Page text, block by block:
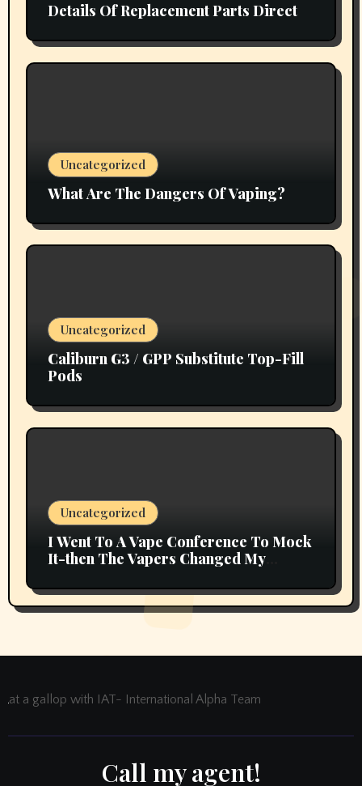
Details Of Replacement Parts Direct
Uncategorized
What Are The Dangers Of Vaping?
Uncategorized
Caliburn G3 / GPP Substitute Top-Fill
Pods
Uncategorized
I Went To A Vape Conference To Mock
It-then The Vapers Changed My
at a gallop with IAT- International Alpha Team
Call my agent!